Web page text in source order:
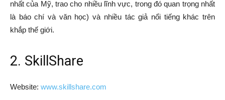
nhất của Mỹ, trao cho nhiều lĩnh vực, trong đó quan trọng nhất
là báo chí và văn học) và nhiều tác giả nổi tiếng khác trên
khắp thế giới.
2. SkillShare
Website: www.skillshare.com